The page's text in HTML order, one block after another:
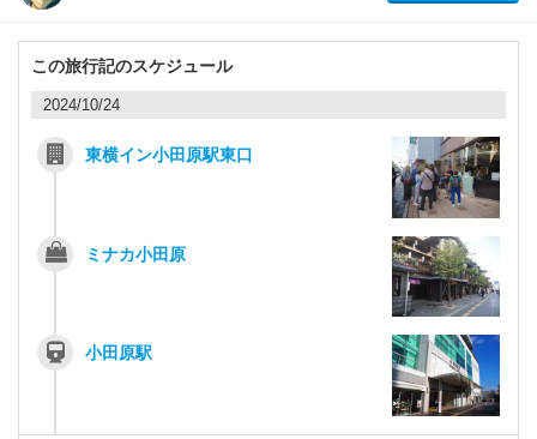
この旅行記のスケジュール
2024/10/24
東横イン小田原駅東口
ミナカ小田原
小田原駅